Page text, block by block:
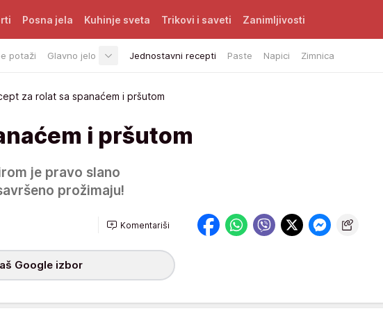
potaži Glavno jelo Jednostavni recepti Paste Napici Zimnica
Posna jela Kuhinje sveta Trikovi i saveti Zanimljivosti
za rolat sa spanaćem i pršutom
i pršutom
je pravo slano
prožimaju!
Komentariši
Google izbor